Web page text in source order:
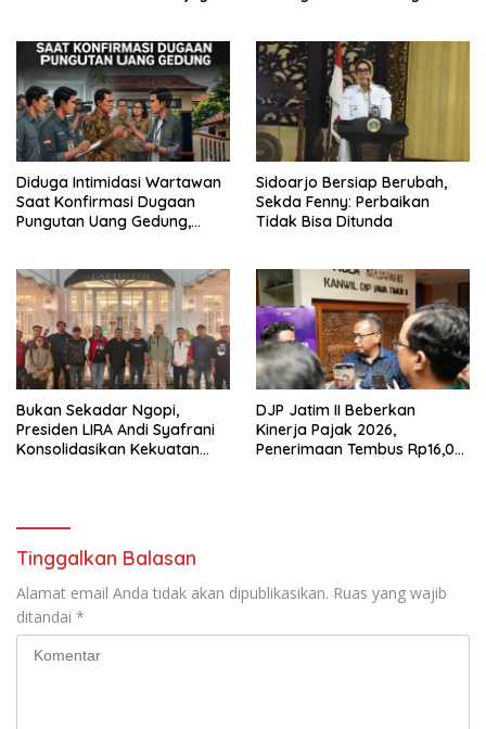
Diduga Intimidasi Wartawan
Saat Konfirmasi Dugaan
Pungutan Uang Gedung,
Buka suara
Sidoarjo Bersiap Berubah,
Sekda Fenny: Perbaikan
Tidak Bisa Ditunda
Bukan Sekadar Ngopi,
Presiden LIRA Andi Syafrani
Konsolidasikan Kekuatan
DJP Jatim II Beberkan
Kinerja Pajak 2026,
Penerimaan Tembus Rp16,08
Tinggalkan Balasan
Alamat email Anda tidak akan dipublikasikan. Ruas yang wajib
ditandai *